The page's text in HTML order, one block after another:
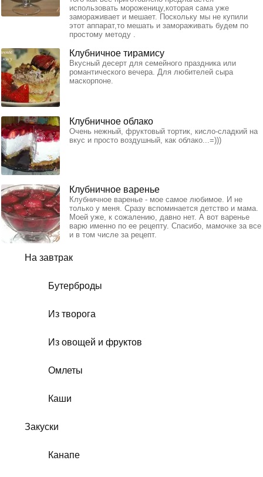
На завтрак
Бутерброды
Из творога
Из овощей и фруктов
Омлеты
Каши
Закуски
Канапе
использовать мороженицу,которая сама уже
замораживает и мешает. Поскольку мы не купили
этот аппарат,то мешать и замораживать будем по
простому методу .
Клубничное тирамису
Вкусный десерт для семейного праздника или
романтического вечера. Для любителей сыра
маскорпоне.
Клубничное облако
Очень нежный, фруктовый тортик, кисло-сладкий на
вкус и просто воздушный, как облако...=)))
Клубничное варенье
Клубничное варенье - мое самое любимое. И не
только у меня. Сразу вспоминается детство и мама.
Моей уже, к сожалению, давно нет. А вот варенье
варю именно по ее рецепту. Спасибо, мамочке за все
и в том числе за рецепт.